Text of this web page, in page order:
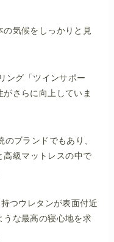
の気候をしっかりと見
ング「ツインサポー
がさらに向上していま
ブランドでもあり、
級マットレスの中で
つウレタンが表面付近
うな最高の寝心地を求